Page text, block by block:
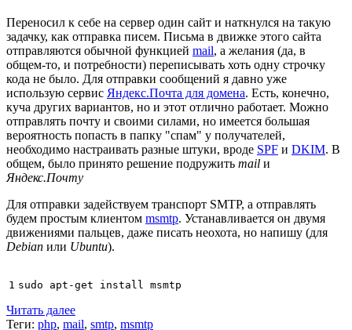
Переносил к себе на сервер один сайт и наткнулся на такую
задачку, как отправка писем. Письма в движке этого сайта
отправляются обычной функцией mail, а желания (да, в
общем-то, и потребности) переписывать хоть одну строчку
кода не было. Для отправки сообщений я давно уже
использую сервис Яндекс.Почта для домена. Есть, конечно,
куча других вариантов, но и этот отлично работает. Можно
отправлять почту и своими силами, но имеется большая
вероятность попасть в папку "спам" у получателей,
необходимо настраивать разные штуки, вроде SPF и DKIM. В
общем, было принято решение подружить mail и
Яндекс.Почту
Для отправки задействуем транспорт SMTP, а отправлять
будем простым клиентом msmtp. Устанавливается он двумя
движениями пальцев, даже писать неохота, но напишу (для
Debian или Ubuntu).
1
Читать далее
Теги: php, mail, smtp, msmtp